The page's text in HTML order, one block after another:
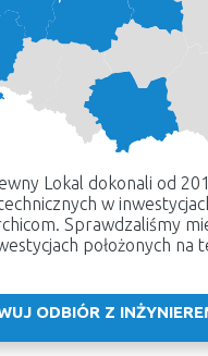
Lokal dokonali od
w
Sprawdzaliśmy
położonych na
ODBIÓR Z